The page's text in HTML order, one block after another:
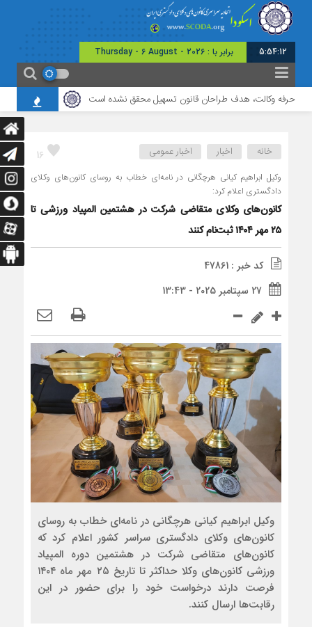
5:54:13 برابر با : Thursday - 6 August - 2026
حرفه وکالت، هدف طراحان قانون تسهیل محقق نشده است برگزاری نشست
16 خانه اخبار اخبار عمومی
وکیل ابراهیم کیانی هرچگانی در نامه‌ای خطاب به روسای کانون‌های وکلای
دادگستری اعلام کرد:
کانون‌های وکلای متقاضی شرکت در هشتمین المپیاد ورزشی تا
۲۵ مهر ۱۴۰۴ ثبت‌نام کنند
کد خبر : 47861
27 سپتامبر 2025 - 13:43
وکیل ابراهیم کیانی هرچگانی در نامه‌ای خطاب به روسای
کانون‌های وکلای دادگستری سراسر کشور اعلام کرد که
کانون‌های متقاضی شرکت در هشتمین دوره المپیاد
ورزشی کانون‌های وکلا حداکثر تا تاریخ ۲۵ مهر ماه ۱۴۰۴
فرصت دارند درخواست خود را برای حضور در این
رقابت‌ها ارسال کنند.